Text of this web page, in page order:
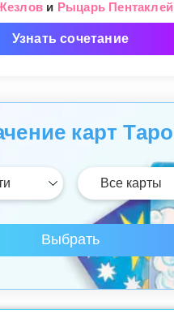
и Рыцарь Пентаклей
Узнать сочетание
карт Таро